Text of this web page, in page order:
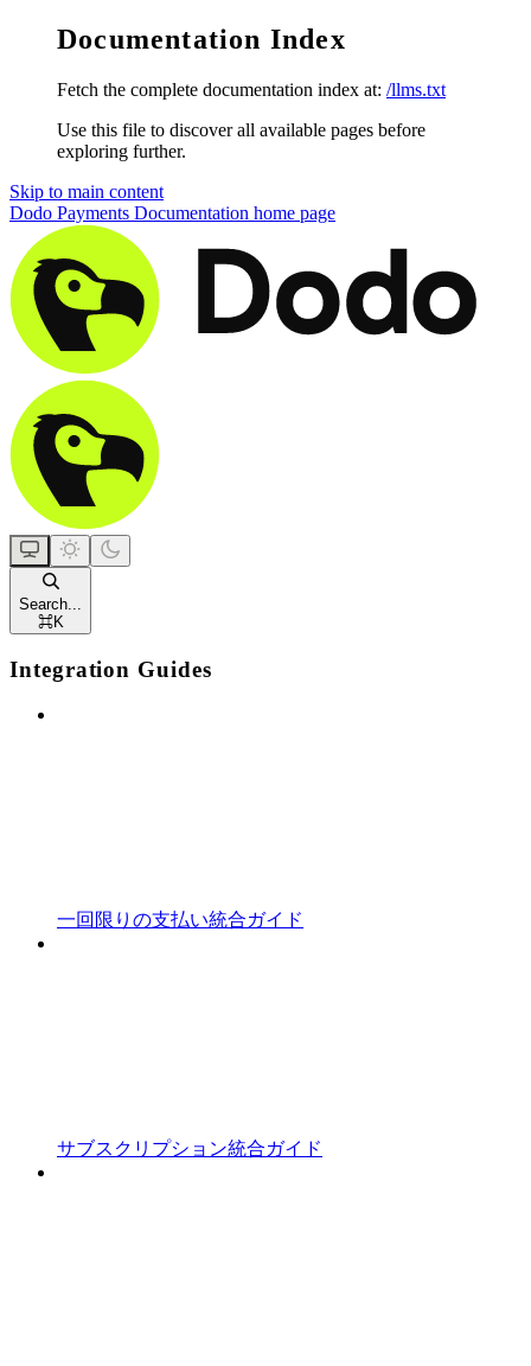
Documentation Index
Fetch the complete documentation index at: /llms.txt
Use this file to discover all available pages before
exploring further.
Skip to main content
Dodo Payments Documentation home page
Search...
⌘K
Integration Guides
一回限りの支払い統合ガイド
サブスクリプション統合ガイド